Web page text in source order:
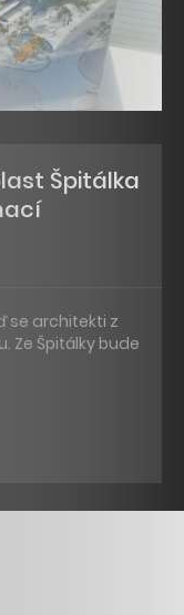
Špitálka
se architekti z
Ze Špitálky bude